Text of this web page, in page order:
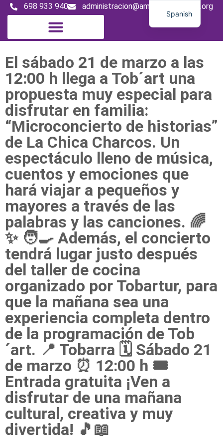
698 933 940 administracion@amigosdeltambor.org
El sábado 21 de marzo a las
12:00 h llega a Tob´art una
propuesta muy especial para
disfrutar en familia:
“Microconcierto de historias”
de La Chica Charcos. Un
espectáculo lleno de música,
cuentos y emociones que
hará viajar a pequeños y
mayores a través de las
palabras y las canciones. 🌈
✨ 🧑‍🍳 Además, el concierto
tendrá lugar justo después
del taller de cocina
organizado por Tobartur, para
que la mañana sea una
experiencia completa dentro
de la programación de Tob
´art. 📍 Tobarra 🗓 Sábado 21
de marzo ⏰ 12:00 h 🎟
Entrada gratuita ¡Ven a
disfrutar de una mañana
cultural, creativa y muy
divertida! 🎵📖
Spanish
English